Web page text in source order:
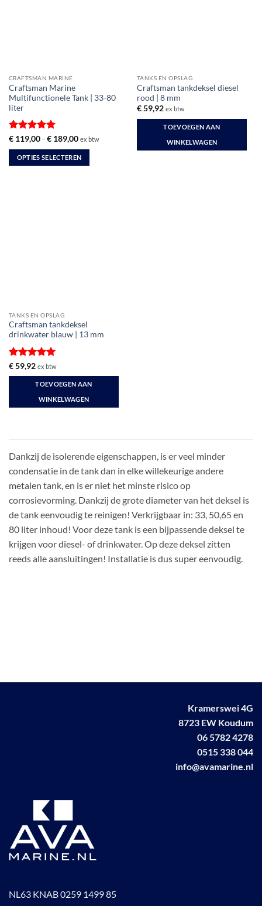
CRAFTSMAN MARINE
Craftsman Marine
Multifunctionele Tank | 33-80
liter
Gewaardeerd
5uit 5
€119,00 - €189,00Prijsklasse:
tot
€ 189,00
ex btw
OPTIES SELECTEREN
productpagina
TANKS EN OPSLAG
Craftsman tankdeksel diesel
rood | 8 mm
€59,92 ex btw
TOEVOEGEN AAN
WINKELWAGEN
TANKS EN OPSLAG
Craftsman tankdeksel
drinkwater blauw | 13 mm
Gewaardeerd
5uit 5
€59,92 ex btw
TOEVOEGEN AAN
WINKELWAGEN
Dankzij de isolerende eigenschappen, is er veel minder
condensatie in de tank dan in elke willekeurige andere
metalen tank, en is er niet het minste risico op
corrosievorming. Dankzij de grote diameter van het deksel is
de tank eenvoudig te reinigen! Verkrijgbaar in: 33, 50,65 en
80 liter inhoud! Voor deze tank is een bijpassende deksel te
krijgen voor diesel- of drinkwater. Op deze deksel zitten
reeds alle aansluitingen! Installatie is dus super eenvoudig.
Kramerswei 4G
8723 EW Koudum
06 5782 4278
0515 338 044
info@avamarine.nl
NL63 KNAB 0259 1499 85